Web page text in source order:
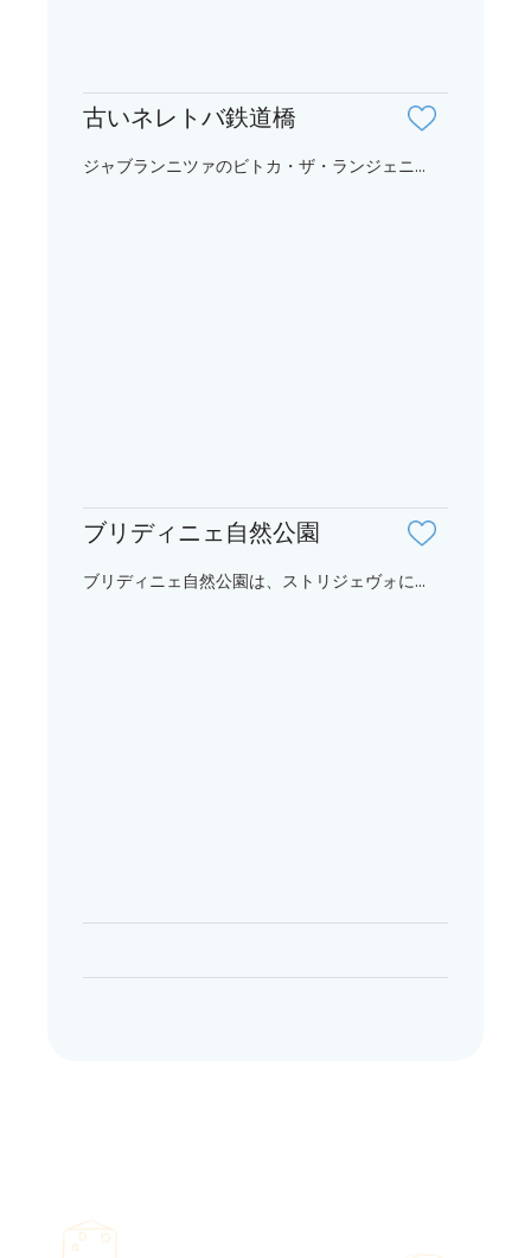
古いネレトバ鉄道橋
ジャブランニツァのビトカ・ザ・ランジェニ...
ブリディニェ自然公園
ブリディニェ自然公園は、ストリジェヴォに...